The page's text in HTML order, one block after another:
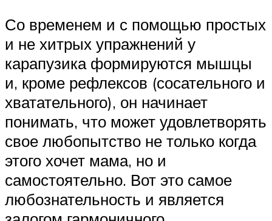
Со временем и с помощью простых
и не хитрых упражнений у
карапузика формируются мышцы
и, кроме рефлексов (сосательного и
хватательного), он начинает
понимать, что может удовлетворять
свое любопытство не только когда
этого хочет мама, но и
самостоятельно. Вот это самое
любознательность и является